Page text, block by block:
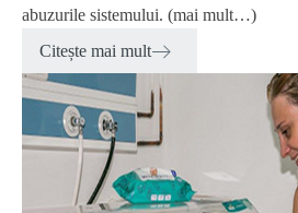
abuzurile sistemului. (mai mult…)
Citește mai mult